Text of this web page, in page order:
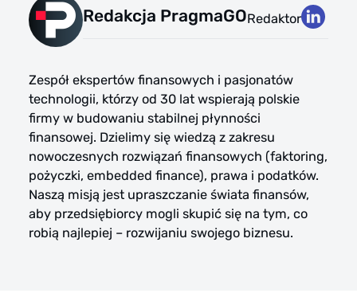
Redakcja PragmaGORedaktor
Zespół ekspertów finansowych i pasjonatów
technologii, którzy od 30 lat wspierają polskie
firmy w budowaniu stabilnej płynności
finansowej. Dzielimy się wiedzą z zakresu
nowoczesnych rozwiązań finansowych (faktoring,
pożyczki, embedded finance), prawa i podatków.
Naszą misją jest upraszczanie świata finansów,
aby przedsiębiorcy mogli skupić się na tym, co
robią najlepiej – rozwijaniu swojego biznesu.